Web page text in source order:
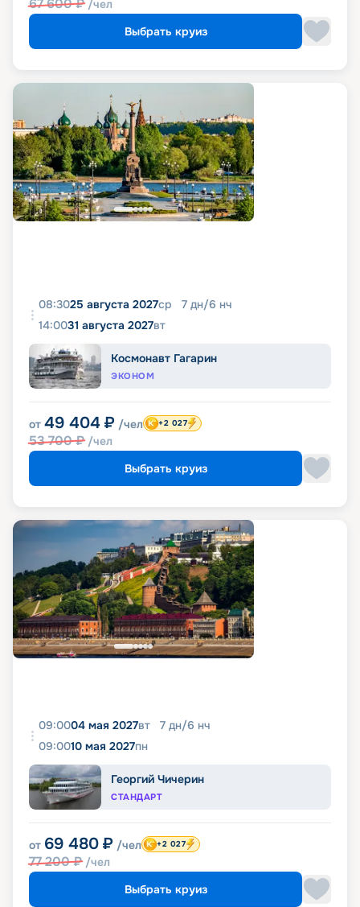
67 600₽ /чел
Выбрать круиз
08:3025 августа 2027ср 7 дн/6 нч
14:0031 августа 2027вт
Космонавт Гагарин
ЭКОНОМ
от 49 404 ₽ /чел
53 700₽ /чел
+2 027
Выбрать круиз
09:0004 мая 2027вт 7 дн/6 нч
09:0010 мая 2027пн
Георгий Чичерин
СТАНДАРТ
от 69 480 ₽ /чел
77 200₽ /чел
+2 027
Выбрать круиз